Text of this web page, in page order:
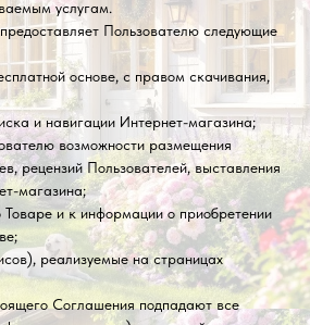
Сайта регулируется
Российской Федерации
Сайтом, а также изменять
вступают в силу с момента
на Сайте. 4.1.2.
нарушения Пользователем
Сайта.
на Сайте услугами, а
предлагаемые на Сайте.
к услугам Интернет-
в разделе Сайта
в целях и порядке,
запрещенных